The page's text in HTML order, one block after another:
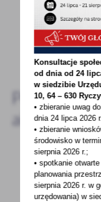
- to dla Ciebie
Pozostałe
aktualności
29 - 06 - 2020
TWOJA KREW-
Konsultacje
od dnia od 24
w siedzibie
10, 64 – 630
• zbieranie uwag
dnia 24 lipca 2026
• zbieranie
środowisko w
sierpnia 2026 r.;
• spotkanie
planowania
sierpnia 2026 r.w
urzędowania) w